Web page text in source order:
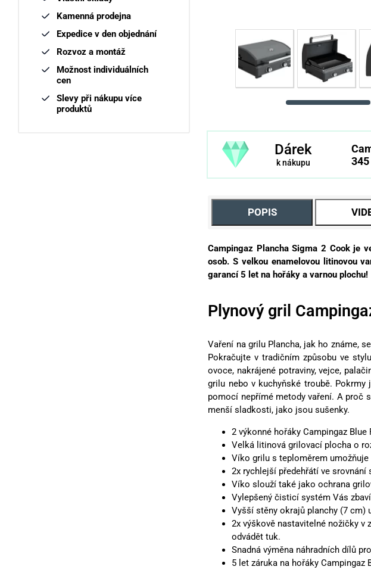
Kamenná prodejna
Expedice v den objednání
Rozvoz a montáž
Možnost individuálních
cen
Slevy při nákupu více
produktů
Dárek
k nákupu
345
POPIS
Campingaz Plancha Sigma 2 Cook je
osob. S velkou enamelovou litinovou
garancí 5 let na hořáky a varnou plochu!
Plynový gril
Vaření na grilu Plancha, jak ho známe,
Pokračujte v tradičním způsobu ve
ovoce, nakrájené potraviny, vejce,
grilu nebo v kuchyňské troubě. Pokrmy
pomocí nepřímé metody vaření. A proč
menší sladkosti, jako jsou sušenky.
2 výkonné hořáky Campingaz
Velká litinová grilovací plocha o
Víko grilu s teploměrem
2x rychlejší předehřátí ve srovnání
Víko slouží také jako ochrana
Vylepšený čisticí systém Vás
Vyšší stěny okrajů planchy (7 cm)
2x výškově nastavitelné nožičky v
odvádět tuk.
Snadná výměna náhradních dílů
5 let záruka na hořáky